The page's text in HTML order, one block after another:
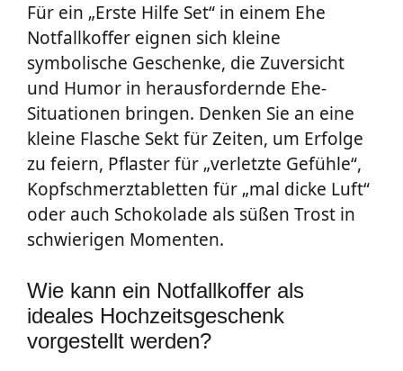
Für ein „Erste Hilfe Set“ in einem Ehe
Notfallkoffer eignen sich kleine
symbolische Geschenke, die Zuversicht
und Humor in herausfordernde Ehe-
Situationen bringen. Denken Sie an eine
kleine Flasche Sekt für Zeiten, um Erfolge
zu feiern, Pflaster für „verletzte Gefühle“,
Kopfschmerztabletten für „mal dicke Luft“
oder auch Schokolade als süßen Trost in
schwierigen Momenten.
Wie kann ein Notfallkoffer als
ideales Hochzeitsgeschenk
vorgestellt werden?